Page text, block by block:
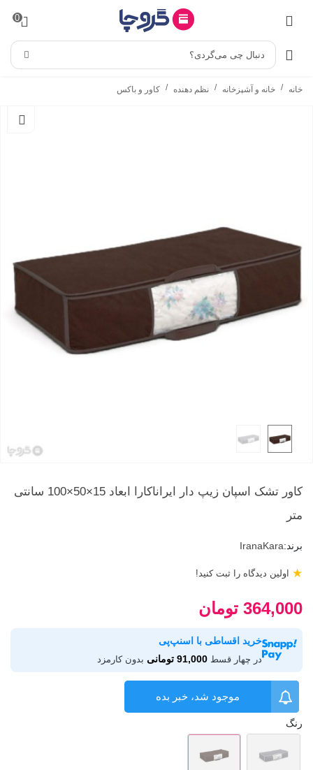
0
دنبال چی می‌گردی؟
خانه / خانه و آشپزخانه / نظم دهنده / کاور و باکس
کاور تشک اسپان زیپ دار ایراناکارا ابعاد 15×50×100 سانتی
متر
برند:IranaKara
اولین دیدگاه را ثبت کنید! ★
364,000 تومان
خرید اقساطی با اسنپ‌پی
در چهار قسط 91,000 تومانی بدون کارمزد
موجود شد، خبر بده
رنگ